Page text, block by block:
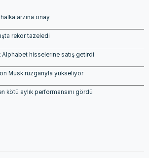
arzına onay
rekor tazeledi
Alphabet hisselerine satış getirdi
Musk rüzgarıyla yükseliyor
kötü aylık performansını gördü